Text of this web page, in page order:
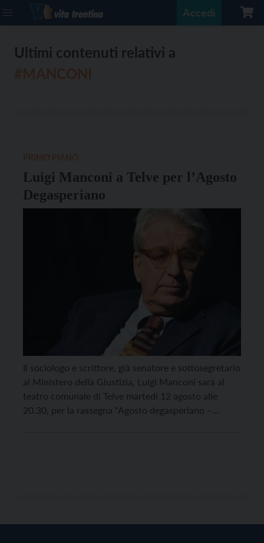
Accedi
Ultimi contenuti relativi a
Luigi Manconi a Telve per l’Agosto
Degasperiano
Il sociologo e scrittore, già senatore e sottosegretario
al Ministero della Giustizia, Luigi Manconi sarà al
teatro comunale di Telve martedì 12 agosto alle
20.30, per la rassegna “Agosto degasperiano –